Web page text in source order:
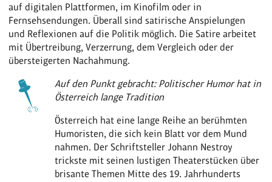
auf digitalen Plattformen, im Kinofilm oder in
Fernsehsendungen. Überall sind satirische Anspielungen
und Reflexionen auf die Politik möglich. Die Satire arbeitet
mit Übertreibung, Verzerrung, dem Vergleich oder der
übersteigerten Nachahmung.
Auf den Punkt gebracht: Politischer Humor hat in
Österreich lange Tradition
Österreich hat eine lange Reihe an berühmten
Humoristen, die sich kein Blatt vor dem Mund
nahmen. Der Schriftsteller Johann Nestroy
trickste mit seinen lustigen Theaterstücken über
brisante Themen Mitte des 19. Jahrhunderts